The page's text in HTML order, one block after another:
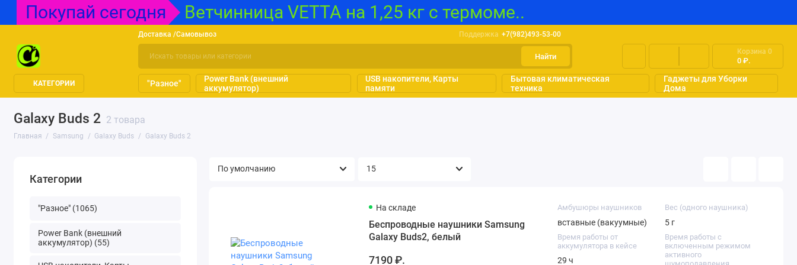
Покупай сегодня Ветчинница VETTA на 1,25 кг с термоме..
Доставка /Самовывоз Поддержка +7(982)493-53-00
Найти
Корзина 0
0 ₽.
КАТЕГОРИИ "Разное"
Power Bank (внешний
аккумулятор)
USB накопители, Карты
памяти
Бытовая климатическая
техника
Гаджеты для Уборки
Дома
Galaxy Buds 2 2 товара
Главная Samsung Galaxy Buds Galaxy Buds 2
Категории
"Разное" (1065)
Power Bank (внешний
аккумулятор) (55)
На складе
Беспроводные наушники Samsung
Galaxy Buds2, белый
7190 ₽.
Амбушюры наушников
вставные (вакуумные)
Вес (одного наушника)
5 г
Время работы от
аккумулятора в кейсе
29 ч
Время работы с
включенным режимом
активного